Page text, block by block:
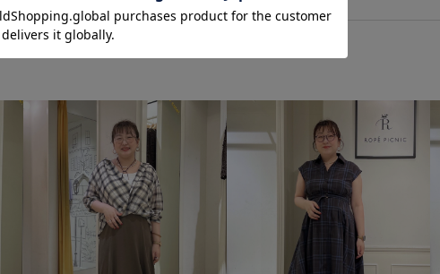
Iラインシルエット NIKE
シャープ シワになりにくい シンプルコーデ
スッキリ ストリート感 スリット
トレンド感
パンツ
メタリック メッシュ ランニング レト